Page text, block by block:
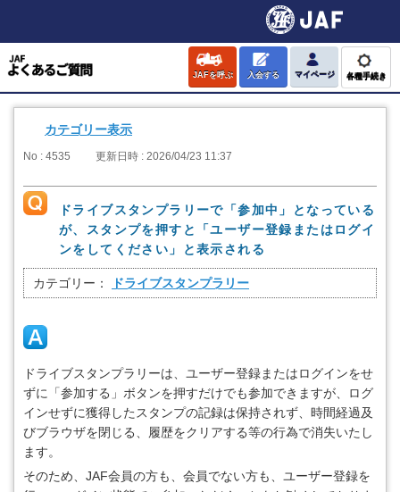
JAFを呼ぶ 入会する マイページ 各種手続き
カテゴリー表示
No : 4535 更新日時 : 2026/04/23 11:37
ドライブスタンプラリーで「参加中」となっている
が、スタンプを押すと「ユーザー登録またはログイ
ンをしてください」と表示される
カテゴリー： ドライブスタンプラリー
ドライブスタンプラリーは、ユーザー登録またはログインをせ
ずに「参加する」ボタンを押すだけでも参加できますが、ログ
インせずに獲得したスタンプの記録は保持されず、時間経過及
びブラウザを閉じる、履歴をクリアする等の行為で消失いたし
ます。
そのため、JAF会員の方も、会員でない方も、ユーザー登録を